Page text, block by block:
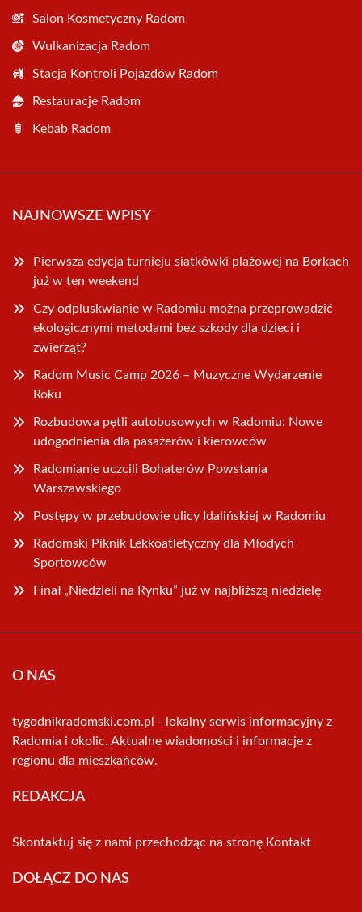
Salon Kosmetyczny Radom
Wulkanizacja Radom
Stacja Kontroli Pojazdów Radom
Restauracje Radom
Kebab Radom
NAJNOWSZE WPISY
Pierwsza edycja turnieju siatkówki plażowej na Borkach
już w ten weekend
Czy odpluskwianie w Radomiu można przeprowadzić
ekologicznymi metodami bez szkody dla dzieci i
zwierząt?
Radom Music Camp 2026 – Muzyczne Wydarzenie
Roku
Rozbudowa pętli autobusowych w Radomiu: Nowe
udogodnienia dla pasażerów i kierowców
Radomianie uczcili Bohaterów Powstania
Warszawskiego
Postępy w przebudowie ulicy Idalińskiej w Radomiu
Radomski Piknik Lekkoatletyczny dla Młodych
Sportowców
Finał „Niedzieli na Rynku” już w najbliższą niedzielę
O NAS
tygodnikradomski.com.pl - lokalny serwis informacyjny z
Radomia i okolic. Aktualne wiadomości i informacje z
regionu dla mieszkańców.
REDAKCJA
Skontaktuj się z nami przechodząc na stronę Kontakt
DOŁĄCZ DO NAS